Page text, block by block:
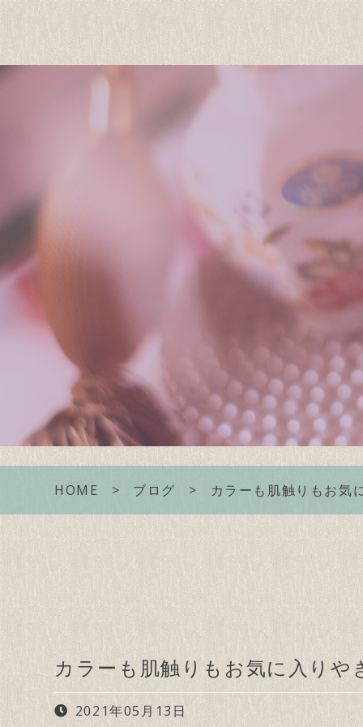
HOME ブログ カラーも肌触りもお気
カラーも肌触りもお気に入りや
2021年05月13日